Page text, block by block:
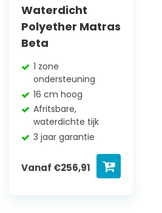
Waterdicht
Polyether Matras
Beta
1 zone
ondersteuning
16 cm hoog
Afritsbare,
waterdichte tijk
3 jaar garantie
Vanaf €256,91